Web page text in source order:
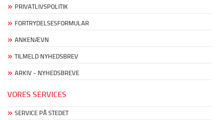
PRIVATLIVSPOLITIK
FORTRYDELSESFORMULAR
ANKENÆVN
TILMELD NYHEDSBREV
ARKIV - NYHEDSBREVE
VORES SERVICES
SERVICE PÅ STEDET